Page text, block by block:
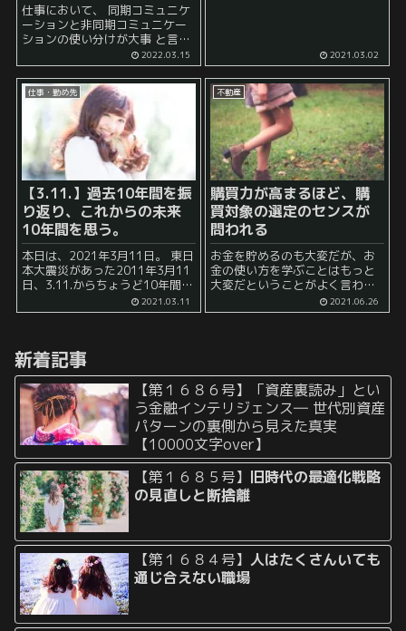
仕事において、 同期コミュニケ
ーションと非同期コミュニケー
ションの使い分けが大事 と言わ
ケーションというのは同じ時間
のタイミングでコミュニケーシ
ョンを行うことを指しているた
め、 例えば...
2022.03.15
くない（むしろ焦ったり、寝て...
2021.03.02
仕事・勤め先
【3.11.】過去10年間を振
り返り、これからの未来
10年間を思う。
本日は、2021年3月11日。 東日
本大震災があった2011年3月11
日、3.11.からちょうど10年間経
進める傍ら、「私のこの10年間
2021.03.11
不動産
購買力が高まるほど、購
買対象の選定のセンスが
問われる
お金を貯めるのも大変だが、お
金の使い方を学ぶことはもっと
大変だということがよく言われ
何にお金を貯めることができる
2021.06.26
新着記事
【第１６８６号】「資産裏読み」とい
う金融インテリジェンス― 世代別資産
パターンの裏側から見えた真実
【10000文字over】
【第１６８５号】 旧時代の最適化戦略
の見直しと断捨離
【第１６８４号】人はたくさんいても
通じ合えない職場